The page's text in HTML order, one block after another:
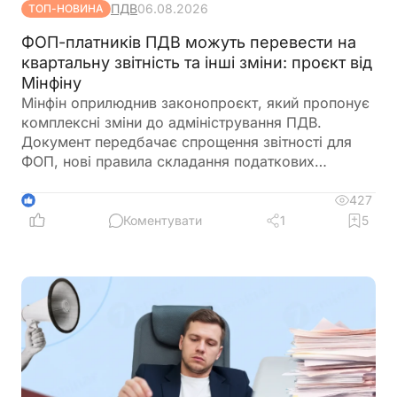
ТОП-НОВИНА ПДВ06.08.2026
ФОП-платників ПДВ можуть перевести на
квартальну звітність та інші зміни: проєкт від
Мінфіну
Мінфін оприлюднив законопроєкт, який пропонує
комплексні зміни до адміністрування ПДВ.
Документ передбачає спрощення звітності для
ФОП, нові правила складання податкових
бюджетного відшкодування та запровадження
квартального звітного періоду для підприємців –
1
427
Коментувати
1 5